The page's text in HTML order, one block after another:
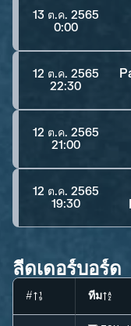
13 ต.ค. 2565
0:00
12 ต.ค. 2565
22:30
12 ต.ค. 2565
21:00
12 ต.ค. 2565
19:30
ลีดเดอร์บอร์ด
# ทีม